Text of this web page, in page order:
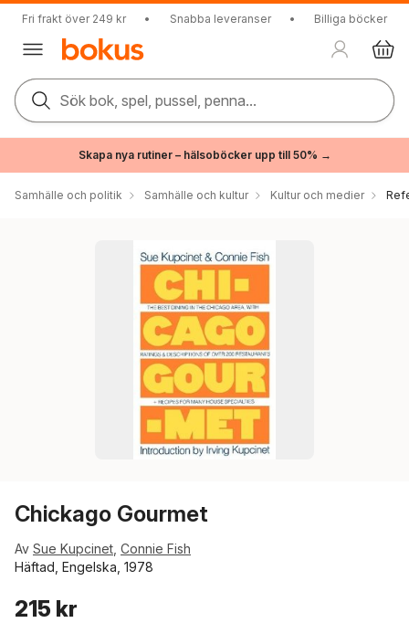
Fri frakt över 249 kr • Snabba leveranser • Billiga böcker
Sök bok, spel, pussel, penna...
Skapa nya rutiner – hälsoböcker upp till 50% →
Samhälle och politik Samhälle och kultur Kultur och medier
Chickago Gourmet
Av Sue Kupcinet Connie Fish
Häftad, Engelska, 1978
215 kr